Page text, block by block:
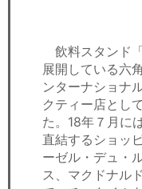
経済ニュース
労務顧問
ＩＴ
飲食店情報
飲料スタンド
展開している六
ンターナショナ
クティー店とし
た。18年７月に
直結するショッ
ーゼル・デュ・
ス、マクドナル